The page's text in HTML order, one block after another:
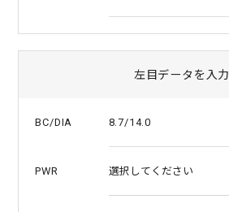
左目データを入力
BC/DIA 8.7/14.0
PWR